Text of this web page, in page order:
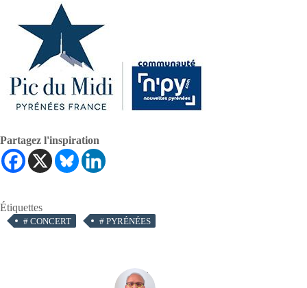
Partagez l'inspiration
Étiquettes
# CONCERT # PYRÉNÉES